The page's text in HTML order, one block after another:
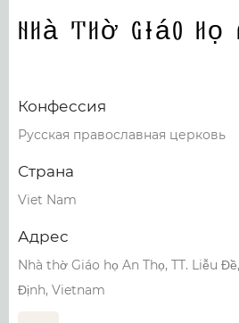
Nhà Thờ giáo họ
Конфессия
Русская православная церковь
Страна
Viet Nam
Адрес
Nhà thờ Giáo họ An Thọ, TT. Liễu
Định, Vietnam